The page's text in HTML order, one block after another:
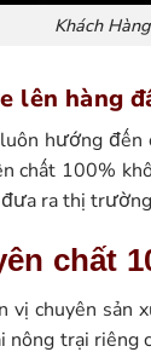
Khách
lên hàng
hướng
chất 100%
ra thị
chất
chuyên sản
nông trại